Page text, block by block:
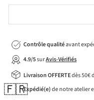
Contrôle qualitéavant
4.9/5surAvis-Vérifiés
Livraison OFFERTEdès 50€
🇫🇷Expédié(e)de notre atelier